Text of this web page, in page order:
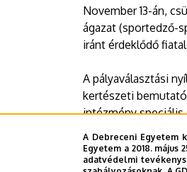
November 13-án,
ágazat (sportedző-
iránt érdeklődő
A pályaválasztási
kertészeti
intézmény
A nyílt napokon
A Debreceni Egyetem
Egyetem a 2018.
adatvédelmi